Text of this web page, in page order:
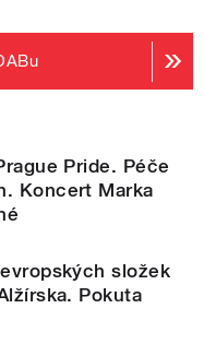
Pride. Péče
Koncert Marka
složek
Pokuta